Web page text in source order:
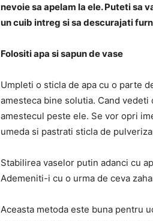
nevoie sa apelam la ele. Puteti sa
un cuib intreg si sa descurajati
Folositi apa si sapun de vase
Umpleti o sticla de apa cu o parte
amesteca bine solutia. Cand
amestecul peste ele. Se vor opri
umeda si pastrati sticla de
Stabilirea vaselor putin adanci cu
Ademeniti-i cu o urma de ceva
Aceasta metoda este buna pentru